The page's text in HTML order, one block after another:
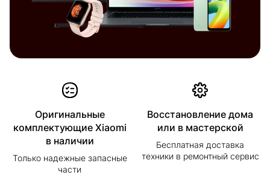
Оригинальные
комплектующие Xiaomi
в наличии
Только надежные запасные
части
Восстановление дома
или в мастерской
Бесплатная доставка
техники в ремонтный сервис